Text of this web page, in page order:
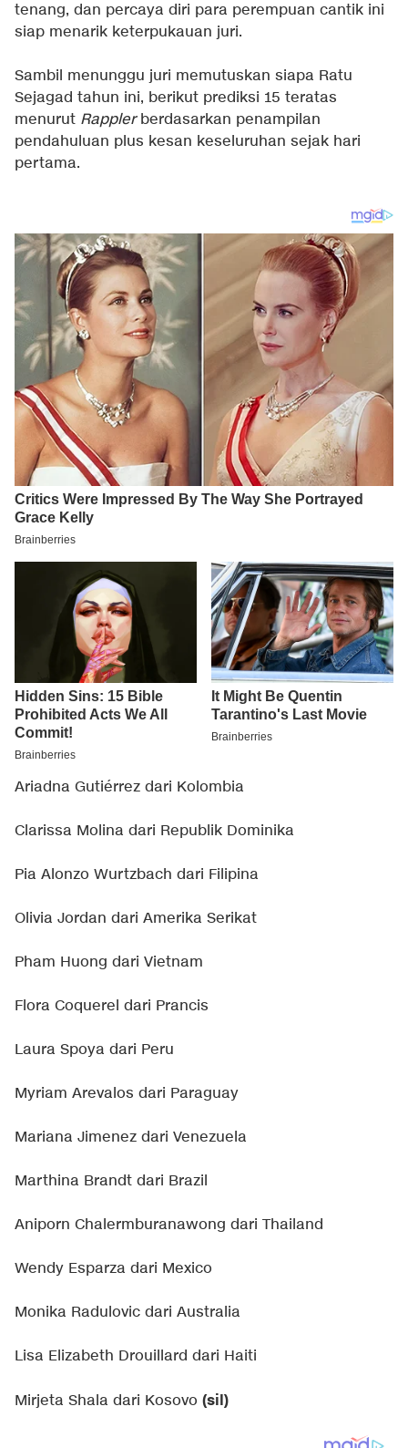
tenang, dan percaya diri para perempuan cantik ini
siap menarik keterpukauan juri.
Sambil menunggu juri memutuskan siapa Ratu
Sejagad tahun ini, berikut prediksi 15 teratas
menurut Rapplerberdasarkan penampilan
pendahuluan plus kesan keseluruhan sejak hari
pertama.
Ariadna Gutiérrez dari Kolombia
Clarissa Molina dari Republik Dominika
Pia Alonzo Wurtzbach dari Filipina
Olivia Jordan dari Amerika Serikat
Pham Huong dari Vietnam
Flora Coquerel dari Prancis
Laura Spoya dari Peru
Myriam Arevalos dari Paraguay
Mariana Jimenez dari Venezuela
Marthina Brandt dari Brazil
Aniporn Chalermburanawong dari Thailand
Wendy Esparza dari Mexico
Monika Radulovic dari Australia
Lisa Elizabeth Drouillard dari Haiti
Mirjeta Shala dari Kosovo (sil)